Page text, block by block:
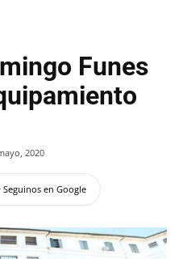
Funes
2020
Seguinos en Google